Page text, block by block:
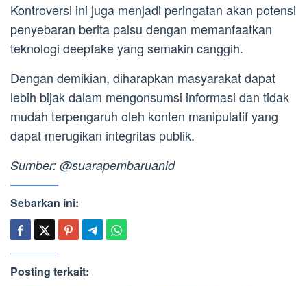
Kontroversi ini juga menjadi peringatan akan potensi
penyebaran berita palsu dengan memanfaatkan
teknologi deepfake yang semakin canggih.
Dengan demikian, diharapkan masyarakat dapat
lebih bijak dalam mengonsumsi informasi dan tidak
mudah terpengaruh oleh konten manipulatif yang
dapat merugikan integritas publik.
Sumber: @suarapembaruanid
Sebarkan ini:
Posting terkait: